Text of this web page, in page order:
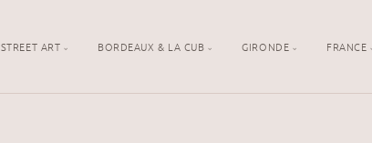
STREET ART BORDEAUX & LA CUB GIRONDE FRANCE